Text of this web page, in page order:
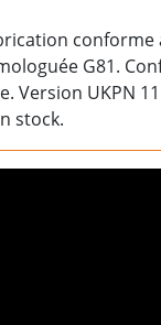
conforme
G81.
Version UKPN
stock.